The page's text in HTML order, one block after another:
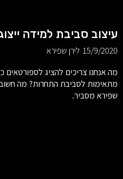
עיצוב סביבת למידה
15/9/2020 לירן שפירא
מה אנחנו צריכים להציג לספורטאים
מתאימות לסביבת התחרות? מה חשוב
שפירא מסביר.